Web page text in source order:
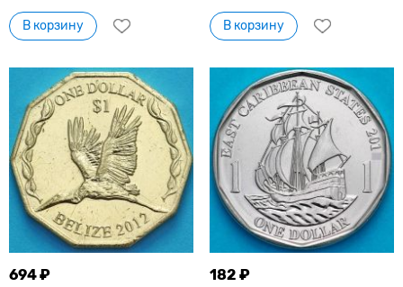
В корзину В корзину
694 ₽ 182 ₽